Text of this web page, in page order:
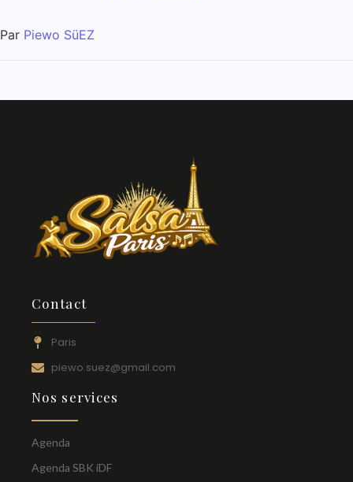
Par Piewo SüEZ
Contact
Paris
piewo.suez@gmail.com
Nos services
Agenda
Agenda SBK iDF